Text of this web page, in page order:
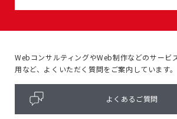
WebコンサルティングやWeb制作などのサービ
用など、よくいただく質問をご案内しています。
よくあるご質問